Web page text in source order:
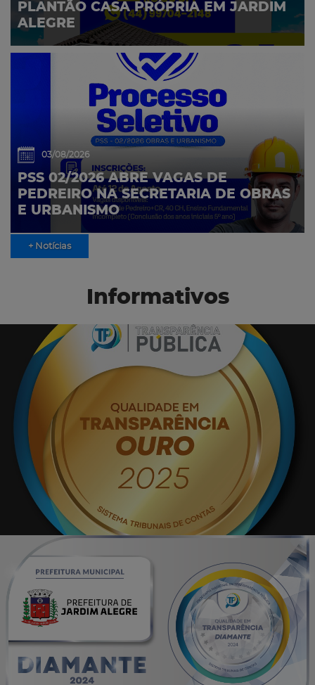
PLANTÃO CASA PRÓPRIA EM JARDIM
ALEGRE
03/08/2026
PSS 02/2026 ABRE VAGAS DE
PEDREIRO NA SECRETARIA DE OBRAS
E URBANISMO
+ Notícias
Informativos